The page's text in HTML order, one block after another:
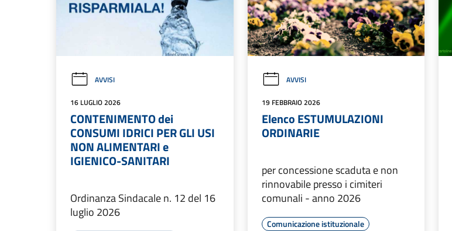
AVVISI
16 LUGLIO 2026
CONTENIMENTO dei
CONSUMI IDRICI PER GLI USI
NON ALIMENTARI e
IGIENICO-SANITARI
Ordinanza Sindacale n. 12 del 16
luglio 2026
AVVISI
19 FEBBRAIO 2026
Elenco ESTUMULAZIONI
ORDINARIE
per concessione scaduta e non
rinnovabile presso i cimiteri
comunali - anno 2026
Comunicazione istituzionale